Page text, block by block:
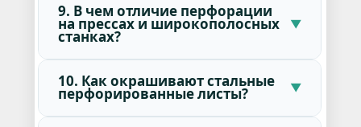
9. В чем отличие перфорации
на прессах и широкополосных
станках?
10. Как окрашивают стальные
перфорированные листы?